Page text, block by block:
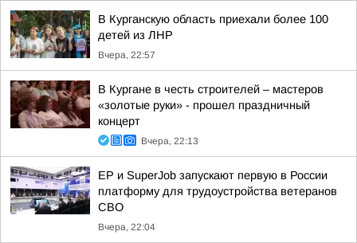
В Курганскую область приехали более 100
детей из ЛНР
Вчера, 22:57
В Кургане в честь строителей – мастеров
«золотые руки» - прошел праздничный
концерт
Вчера, 22:13
ЕР и SuperJob запускают первую в России
платформу для трудоустройства ветеранов
СВО
Вчера, 22:04